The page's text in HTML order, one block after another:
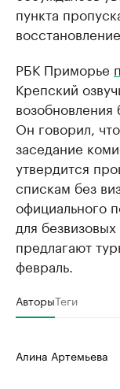
пункта
РБК Приморье
Крепский
возобновления
Он говорил,
заседание
утвердится
спискам без
официального
для
предлагают
февраль.
АвторыТеги
Алина Артемьева